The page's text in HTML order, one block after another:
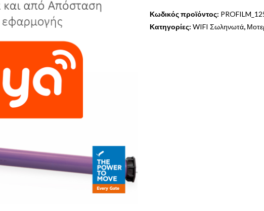
Κωδικός προϊόντος:
Κατηγορίες: WIFI Σωληνωτά,